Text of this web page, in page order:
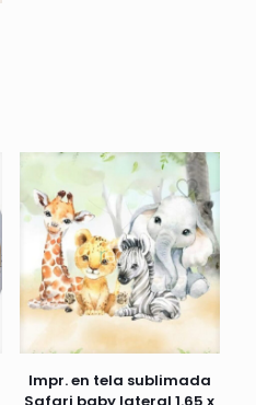
Impr. en tela sublimada
Safari baby lateral 1.65 x